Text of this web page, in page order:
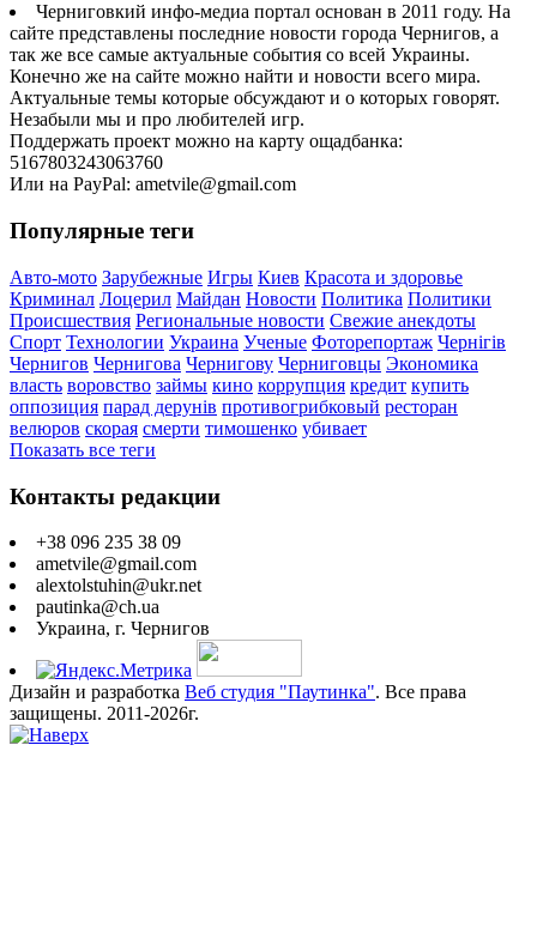
Черниговкий инфо-медиа портал основан в 2011 году. На
сайте представлены последние новости города Чернигов, а
так же все самые актуальные события со всей Украины.
Конечно же на сайте можно найти и новости всего мира.
Актуальные темы которые обсуждают и о которых говорят.
Незабыли мы и про любителей игр.
Поддержать проект можно на карту ощадбанка:
5167803243063760
Или на PayPal: ametvile@gmail.com
Популярные теги
Авто-мото Зарубежные Игры Киев Красота и здоровье
Криминал Лоцерил Майдан Новости Политика Политики
Происшествия Региональные новости Свежие анекдоты
Спорт Технологии Украина Ученые Фоторепортаж Чернігів
Чернигов Чернигова Чернигову Черниговцы Экономика
власть воровство займы кино коррупция кредит купить
оппозиция парад дерунів противогрибковый ресторан
велюров скорая смерти тимошенко убивает
Показать все теги
Контакты редакции
+38 096 235 38 09
ametvile@gmail.com
alextolstuhin@ukr.net
pautinka@ch.ua
Украина, г. Чернигов
Дизайн и разработка Веб студия "Паутинка". Все права
защищены. 2011-2026г.